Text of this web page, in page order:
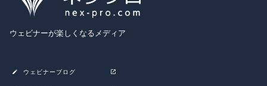
ウェビナーが楽しくなるメディア
ウェビナーブログ